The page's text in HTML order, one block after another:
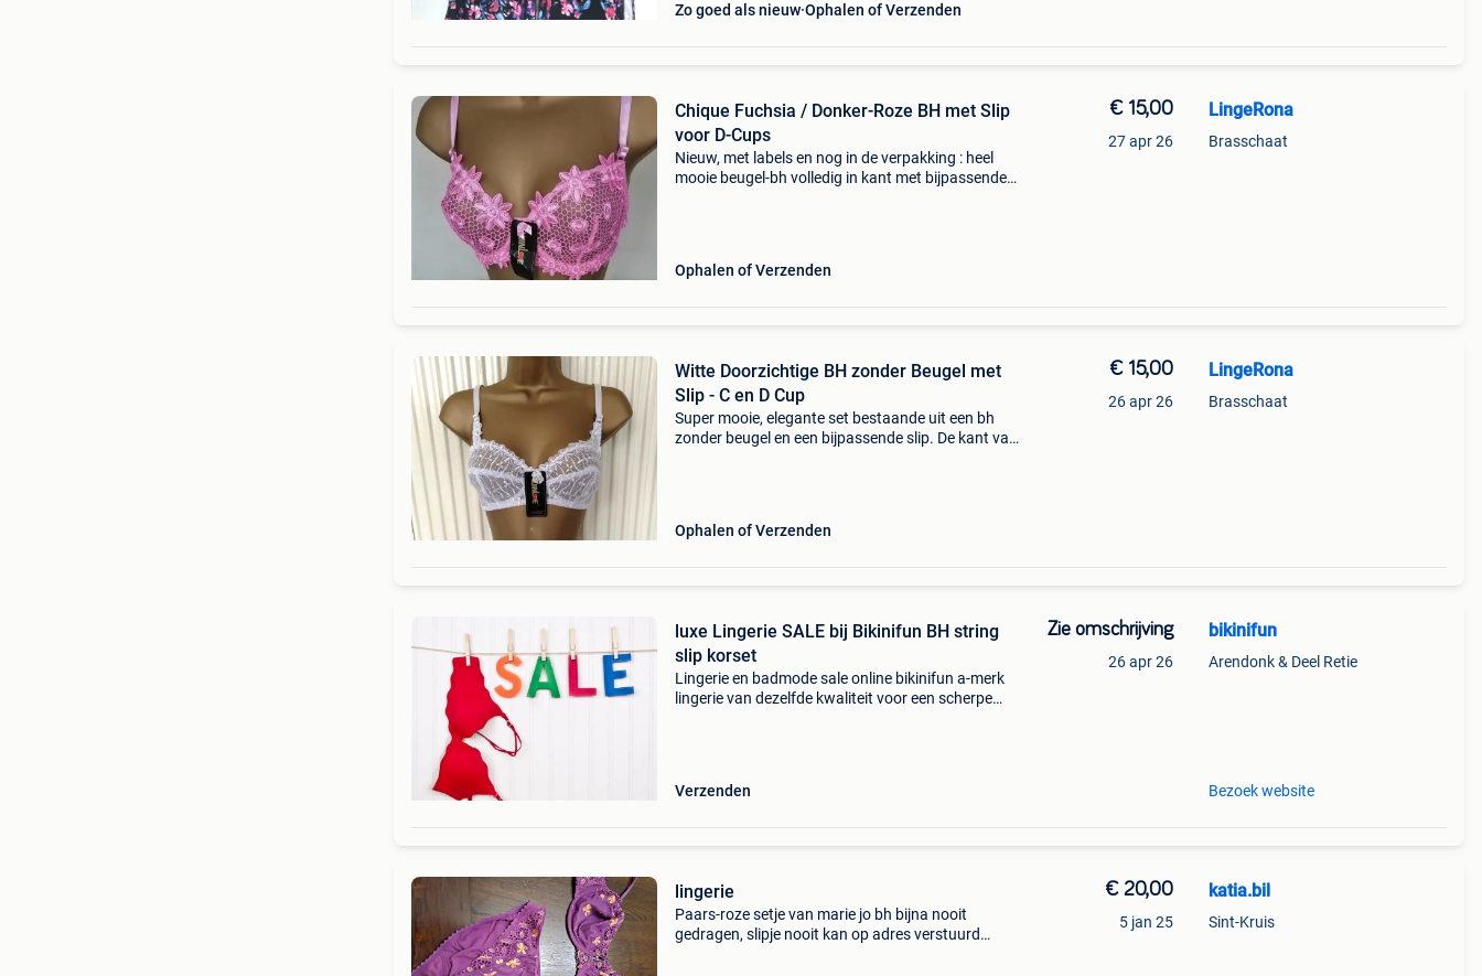
Zo goed als nieuw Ophalen of Verzenden
Chique Fuchsia / Donker-Roze BH met Slip
voor D-Cups
Nieuw, met labels en nog in de verpakking : heel
mooie beugel-bh volledig in kant met bijpassende
Ophalen of Verzenden
€ 15,00
27 apr 26
LingeRona
Brasschaat
Witte Doorzichtige BH zonder Beugel met
Slip - C en D Cup
Super mooie, elegante set bestaande uit een bh
zonder beugel en een bijpassende slip. De kant van
Ophalen of Verzenden
€ 15,00
26 apr 26
LingeRona
Brasschaat
luxe Lingerie SALE bij Bikinifun BH string
slip korset
Lingerie en badmode sale online bikinifun a-merk
lingerie van dezelfde kwaliteit voor een scherpe
Verzenden
Zie omschrijving
26 apr 26
bikinifun
Arendonk & Deel Retie
Bezoek website
lingerie
Paars-roze setje van marie jo bh bijna nooit
gedragen, slipje nooit kan op adres verstuurd
€ 20,00
5 jan 25
katia.bil
Sint-Kruis